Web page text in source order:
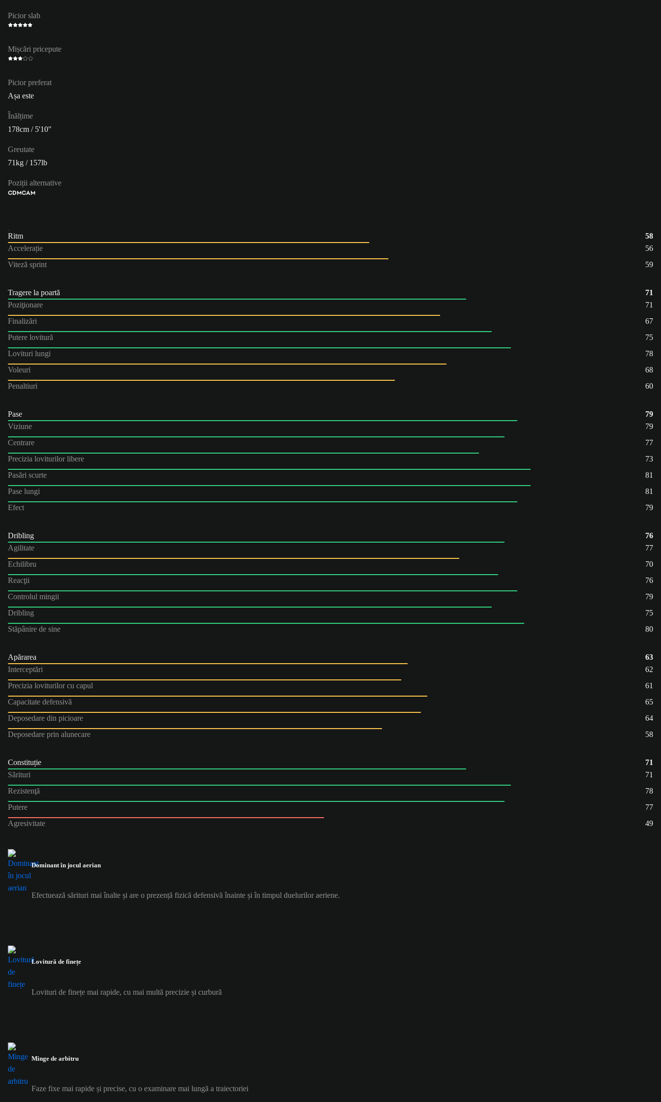
Picior slab
Mișcări pricepute
Picior preferat
Așa este
Înălțime
178cm / 5'10"
Greutate
71kg / 157lb
Poziții alternative
CDMCAM
Ritm
58
Accelerație
56
Viteză sprint
59
Tragere la poartă
71
Poziţionare
71
Finalizări
67
Putere lovitură
75
Lovituri lungi
78
Voleuri
68
Penaltiuri
60
Pase
79
Viziune
79
Centrare
77
Precizia loviturilor libere
73
Pasări scurte
81
Pase lungi
81
Efect
79
Dribling
76
Agilitate
77
Echilibru
70
Reacţii
76
Controlul mingii
79
Dribling
75
Stăpânire de sine
80
Apărarea
63
Interceptări
62
Precizia loviturilor cu capul
61
Capacitate defensivă
65
Deposedare din picioare
64
Deposedare prin alunecare
58
Constituție
71
Sărituri
71
Rezistenţă
78
Putere
77
Agresivitate
49
Dominant în jocul aerian
Efectuează sărituri mai înalte și are o prezență fizică defensivă înainte și în timpul duelurilor aeriene.
Lovitură de finețe
Lovituri de finețe mai rapide, cu mai multă precizie și curbură
Minge de arbitru
Faze fixe mai rapide și precise, cu o examinare mai lungă a traiectoriei